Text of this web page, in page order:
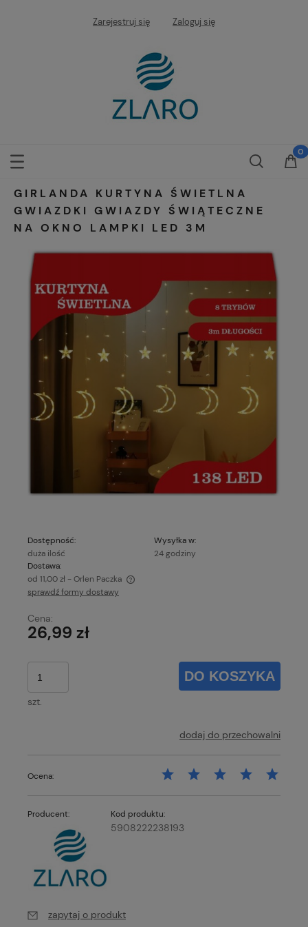
Zarejestruj się Zaloguj się
GIRLANDA KURTYNA ŚWIETLNA
GWIAZDKI GWIAZDY ŚWIĄTECZNE
NA OKNO LAMPKI LED 3M
Dostępność:
duża ilość
Wysyłka w:
24 godziny
Dostawa:
od 11,00 zł - Orlen Paczka
Cena nie zawiera ewentualnych kosztów płatności
sprawdź formy dostawy
Cena:
26,99 zł
szt.
DO KOSZYKA
dodaj do przechowalni
Ocena:
Producent: Kod produktu:
5908222238193
zapytaj o produkt